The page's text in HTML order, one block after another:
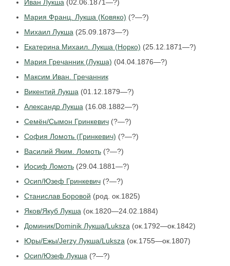
Иван Лукша(02.06.1871—?)
Мария Франц. Лукша (Ковяко) (?—?)
Михаил Лукша(25.09.1873—?)
Екатерина Михаил. Лукша (Норко) (25.12.1871—?)
Мария Гречанник (Лукша) (04.04.1876—?)
Максим Иван. Гречанник
Викентий Лукша(01.12.1879—?)
Александр Лукша(16.08.1882—?)
Семён/Сымон Гринкевич(?—?)
София Ломоть (Гринкевич) (?—?)
Василий Яким. Ломоть(?—?)
Иосиф Ломоть(29.04.1881—?)
Осип/Юзеф Гринкевич(?—?)
Станислав Боровой (род. ок.1825)
Яков/Якуб Лукша(ок.1820—24.02.1884)
Доминик/Dominik Лукша/Luksza(ок.1792—ок.1842)
Юры/Ежы/Jerzy Лукша/Luksza(ок.1755—ок.1807)
Осип/Юзеф Лукша(?—?)